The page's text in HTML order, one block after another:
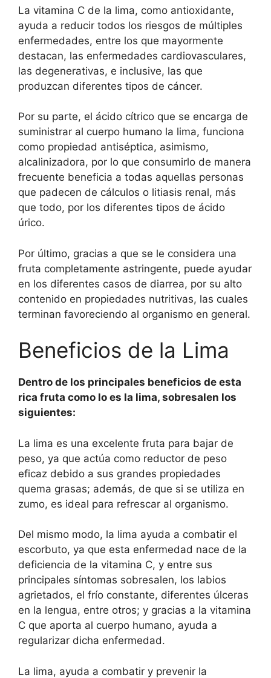
La vitamina C de la lima, como antioxidante,
ayuda a reducir todos los riesgos de múltiples
enfermedades, entre los que mayormente
destacan, las enfermedades cardiovasculares,
las degenerativas, e inclusive, las que
produzcan diferentes tipos de cáncer.
Por su parte, el ácido cítrico que se encarga de
suministrar al cuerpo humano la lima, funciona
como propiedad antiséptica, asimismo,
alcalinizadora, por lo que consumirlo de manera
frecuente beneficia a todas aquellas personas
que padecen de cálculos o litiasis renal, más
que todo, por los diferentes tipos de ácido
úrico.
Por último, gracias a que se le considera una
fruta completamente astringente, puede ayudar
en los diferentes casos de diarrea, por su alto
contenido en propiedades nutritivas, las cuales
terminan favoreciendo al organismo en general.
Beneficios de la Lima
Dentro de los principales beneficios de esta
rica fruta como lo es la lima, sobresalen los
siguientes:
La lima es una excelente fruta para bajar de
peso, ya que actúa como reductor de peso
eficaz debido a sus grandes propiedades
quema grasas; además, de que si se utiliza en
zumo, es ideal para refrescar al organismo.
Del mismo modo, la lima ayuda a combatir el
escorbuto, ya que esta enfermedad nace de la
deficiencia de la vitamina C, y entre sus
principales síntomas sobresalen, los labios
agrietados, el frío constante, diferentes úlceras
en la lengua, entre otros; y gracias a la vitamina
C que aporta al cuerpo humano, ayuda a
regularizar dicha enfermedad.
La lima, ayuda a combatir y prevenir la